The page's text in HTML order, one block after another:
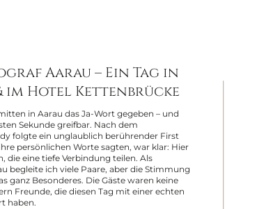
Aarau – Ein Tag in
Hotel Kettenbrücke
in Aarau das Ja-Wort gegeben – und
Sekunde greifbar. Nach dem
folgte ein unglaublich berührender First
persönlichen Worte sagten, war klar: Hier
die eine tiefe Verbindung teilen. Als
begleite ich viele Paare, aber die Stimmung
ganz Besonderes. Die Gäste waren keine
Freunde, die diesen Tag mit einer echten
haben.